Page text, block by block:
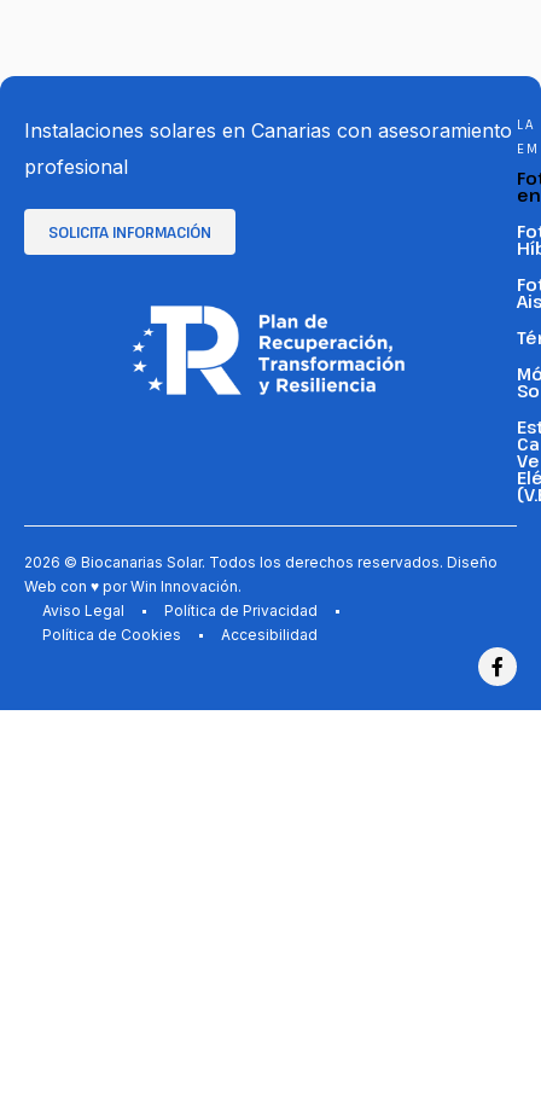
Instalaciones solares en Canarias con asesoramiento
profesional
SOLICITA INFORMACIÓN
LA
2026 © Biocanarias Solar. Todos los derechos reservados. Diseño
Web con ♥ porWin Innovación.
Aviso Legal
Política de Privacidad
Política de Cookies
Accesibilidad